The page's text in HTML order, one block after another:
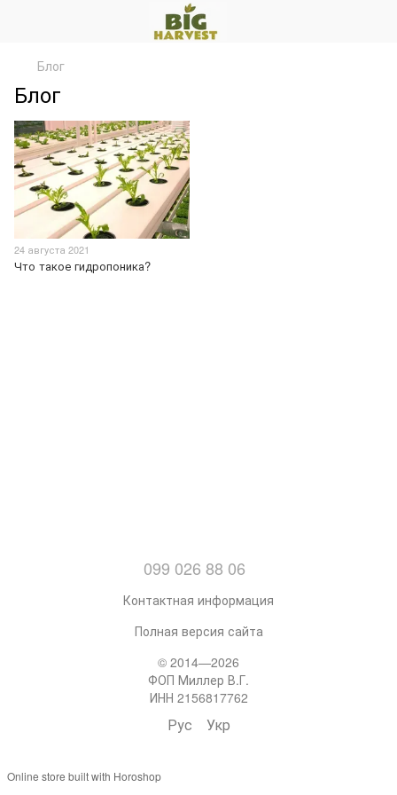
Блог
Блог
24 августа 2021
Что такое гидропоника?
099 026 88 06
Контактная информация
Полная версия сайта
© 2014—2026
ФОП Миллер В.Г.
ИНН 2156817762
Рус Укр
Online store built with Horoshop